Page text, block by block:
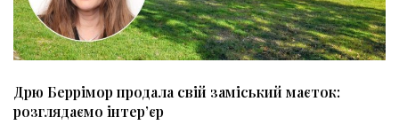
Дрю Беррімор продала свій заміський маєток:
розглядаємо інтер’єр